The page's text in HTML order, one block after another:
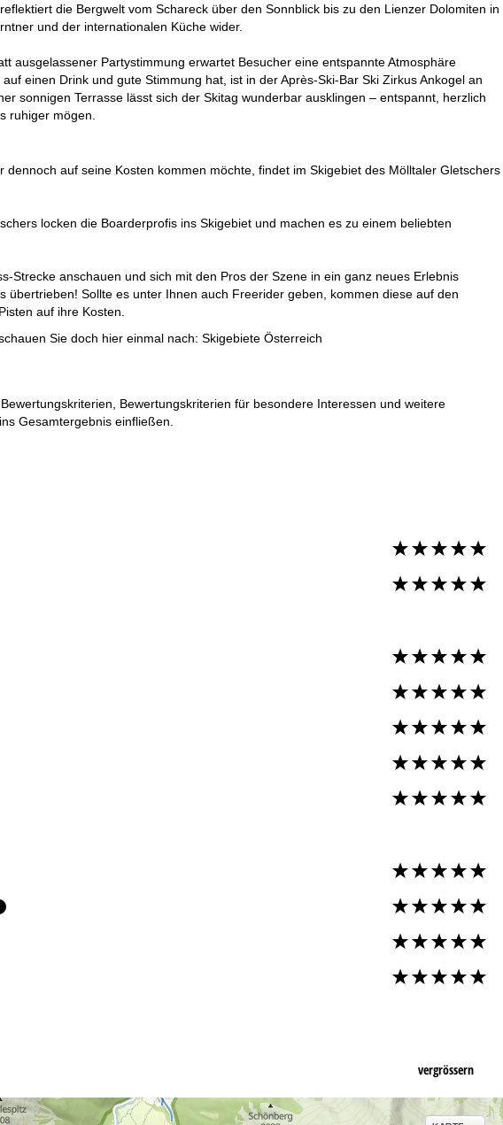
die Bergwelt vom Schareck über den Sonnblick bis zu den Lienzer Dolomiten in
und der internationalen Küche wider.
ausgelassener Partystimmung erwartet Besucher eine entspannte Atmosphäre
einen Drink und gute Stimmung hat, ist in der Après-Ski-Bar Ski Zirkus Ankogel an
sonnigen Terrasse lässt sich der Skitag wunderbar ausklingen – entspannt, herzlich
ruhiger mögen.
auf seine Kosten kommen möchte, findet im Skigebiet des Mölltaler Gletschers
locken die Boarderprofis ins Skigebiet und machen es zu einem beliebten
Strecke anschauen und sich mit den Pros der Szene in ein ganz neues Erlebnis
Sollte es unter Ihnen auch Freerider geben, kommen diese auf den
auf ihre Kosten.
Sie doch hier einmal nach: Skigebiete Österreich
Bewertungskriterien für besondere Interessen und weitere
Gesamtergebnis einfließen.
vergrössern